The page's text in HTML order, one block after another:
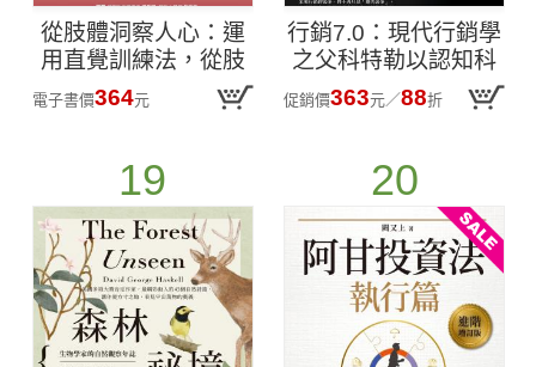
從肢體洞察人心：運
用直覺訓練法，從肢
體語言與微表情快速
洞察真實意圖
電子書價364元
行銷7.0：現代行銷學
之父科特勒以認知科
學與三大心智入口，
為AI增強型人類量身
促銷價363元／88折
19 20